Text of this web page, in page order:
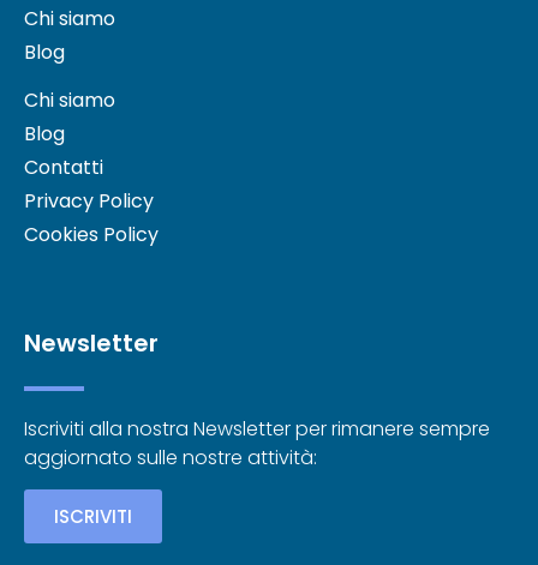
Chi siamo
Blog
Chi siamo
Blog
Contatti
Privacy Policy
Cookies Policy
Newsletter
Iscriviti alla nostra Newsletter per rimanere sempre
aggiornato sulle nostre attività:
ISCRIVITI